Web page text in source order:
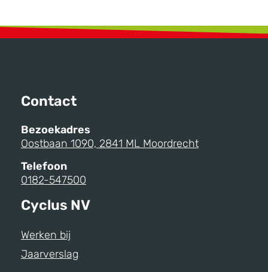
Contact
Bezoekadres
Oostbaan 1090, 2841 ML Moordrecht
Telefoon
0182-547500
Cyclus NV
Werken bij
Jaarverslag